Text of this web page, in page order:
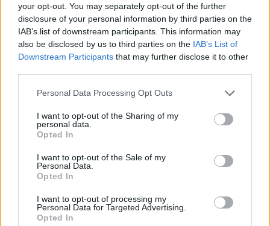
your opt-out. You may separately opt-out of the further
disclosure of your personal information by third parties on the
IAB’s list of downstream participants. This information may
also be disclosed by us to third parties on the IAB’s List of
Downstream Participants that may further disclose it to other
Please note that this website/app uses one or more Google
not limited to your visit or usage behaviour. You may click to
grant or deny consent to Google and its third-party tags to
use your data for below specified purposes in below Google
consent section.
Personal Data Processing Opt Outs
I want to opt-out of the Sharing of my
personal data.
Opted In
I want to opt-out of the Sale of my
Personal Data.
Opted In
I want to opt-out of processing my
Personal Data for Targeted Advertising.
Opted In
2024: az eddigi legmelegebb mért év